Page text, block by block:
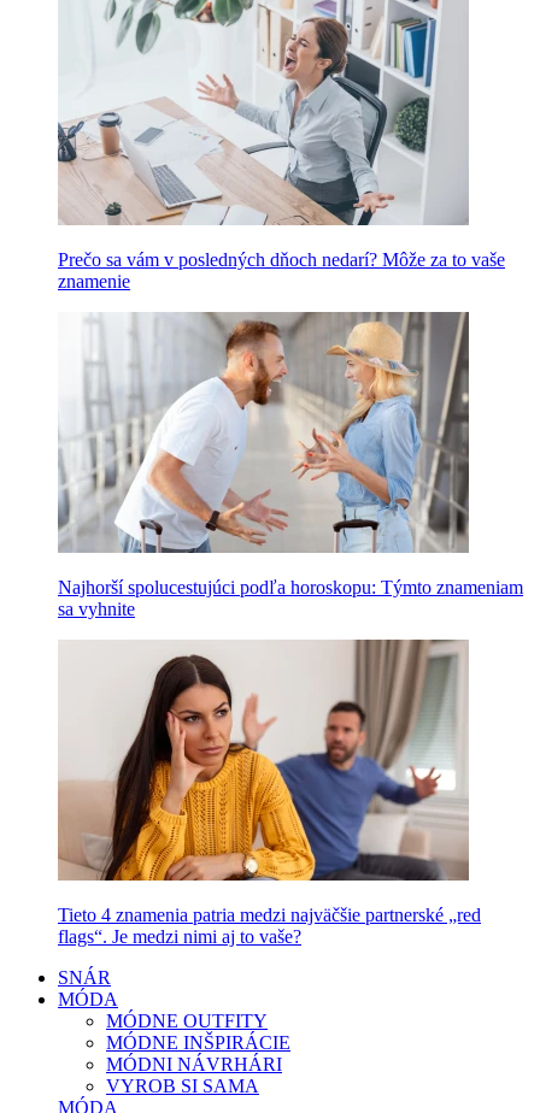
Prečo sa vám v posledných dňoch nedarí? Môže za to vaše
znamenie
Najhorší spolucestujúci podľa horoskopu: Týmto znameniam
sa vyhnite
Tieto 4 znamenia patria medzi najväčšie partnerské „red
flags“. Je medzi nimi aj to vaše?
SNÁR
MÓDA
MÓDNE OUTFITY
MÓDNE INŠPIRÁCIE
MÓDNI NÁVRHÁRI
VYROB SI SAMA
MÓDA